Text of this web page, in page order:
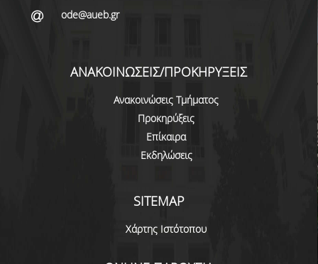
ΔΙΟΙΚΗΤΙΚΟ ΠΡΟΣΩΠΙΚΟ
ΠΡΟΣΩΠΙΚΟΥ
ΠΡΟΠΤΥΧΙΑΚΕΣ ΣΠΟΥΔΕΣ
ΟΔΗΓΟΣ ΣΠΟΥΔΩΝ
ΠΡΟΓΡΑΜΜΑ ΣΠΟΥΔΩΝ
ΜΑΘΗΜΑΤΑ ΠΡΟΓΡΑΜΜΑΤΟΣ ΣΠΟΥΔΩΝ
ode@aueb.gr
ΑΝΑΚΟΙΝΩΣΕΙΣ/ΠΡΟΚΗΡΥΞΕΙΣ
Ανακοινώσεις Τμήματος
Προκηρύξεις
Επίκαιρα
Εκδηλώσεις
SITEMAP
Χάρτης Ιστότοπου